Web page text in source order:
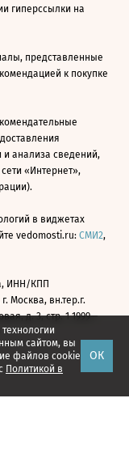
сайтом, вы
файлов cookie
Политикой в
ОК
гиперссылки на
представленные
к покупке
и анализа сведений,
«Интернет»,
в виджетах
vedomosti.ru: СМИ2,
ИНН/КПП
г. Москва, вн.тер.г.
д. 3, стр. 1 1999—